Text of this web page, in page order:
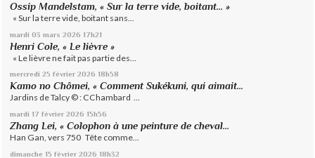
Ossip Mandelstam, « Sur la terre vide, boitant… »
« Sur la terre vide, boitant sans...
mardi 03 mars 2026 17h21
Henri Cole, « Le lièvre »
« Le lièvre ne fait pas partie des...
mercredi 25 février 2026 18h58
Kamo no Chômei, « Comment Sukékuni, qui aimait...
Jardins de Talcy © : CChambard ...
mardi 17 février 2026 15h56
Zhang Lei, « Colophon à une peinture de cheval...
Han Gan, vers 750 Tête comme...
dimanche 15 février 2026 18h32